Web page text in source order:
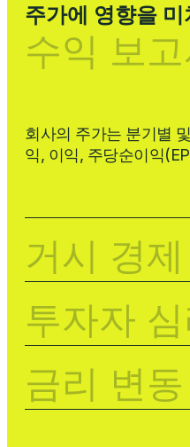
주가에 영향을
수익 보고
회사의 주가는 분기별
익, 이익, 주당순이익
거시 경
투자자 심
금리 변동